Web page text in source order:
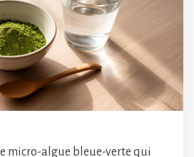
micro-algue bleue-verte qui